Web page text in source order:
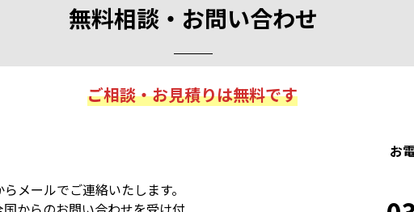
無料相談・お問い合わせ
ご相談・お見積りは無料です
メールでご連絡いたします。
お